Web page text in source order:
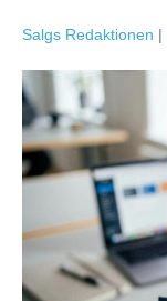
Salgs Redaktionen |
Bedste
salgsbureauer
for
revisionsfirmaer
Danmark